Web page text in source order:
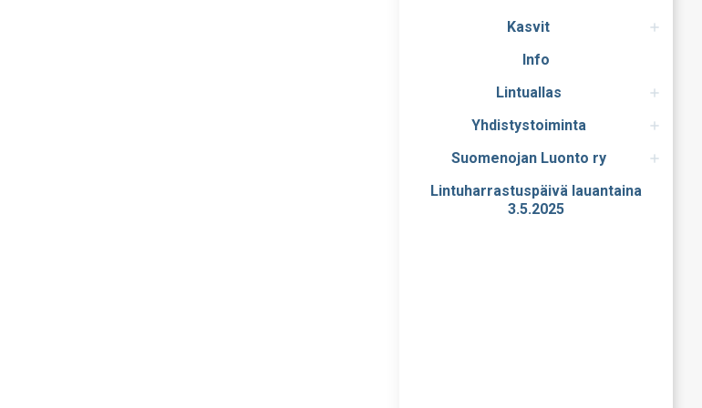
Kasvit
Info
Lintuallas
Yhdistystoiminta
Suomenojan Luonto ry
Lintuharrastuspäivä lauantaina
3.5.2025